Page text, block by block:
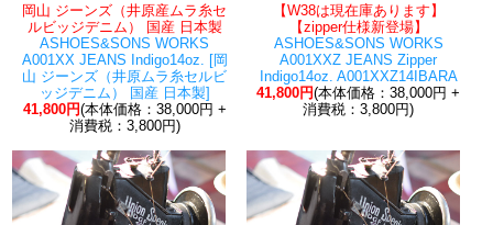
岡山 ジーンズ（井原産ムラ糸セ
ルビッジデニム） 国産 日本製
ASHOES&SONS WORKS
A001XX JEANS Indigo14oz. [岡
山 ジーンズ（井原ムラ糸セルビ
ッジデニム） 国産 日本製]
41,800円(本体価格：38,000円 +
消費税：3,800円)
【W38は現在庫あります】
【zipper仕様新登場】
ASHOES&SONS WORKS
A001XXZ JEANS Zipper
Indigo14oz. A001XXZ14IBARA
41,800円(本体価格：38,000円 +
消費税：3,800円)